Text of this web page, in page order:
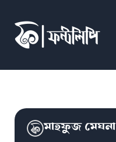
মাহফুজ মেঘনা